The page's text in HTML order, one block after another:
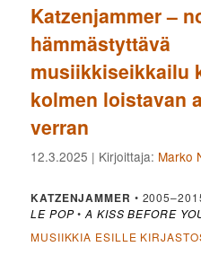
Katzenjammer –
hämmästyttävä
musiikkiseikkailu
kolmen loistavan
verran
12.3.2025 | Kirjoittaja: Marko
KATZENJAMMER •
LE POP•A KISS BEFORE
MUSIIKKIA ESILLE